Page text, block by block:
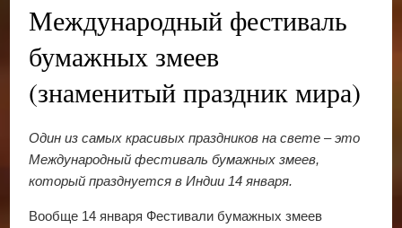
Международный фестиваль
бумажных змеев
(знаменитый праздник мира)
Один из самых красивых праздников на свете – это
Международный фестиваль бумажных змеев,
который празднуется в Индии 14 января.
Вообще 14 января Фестивали бумажных змеев